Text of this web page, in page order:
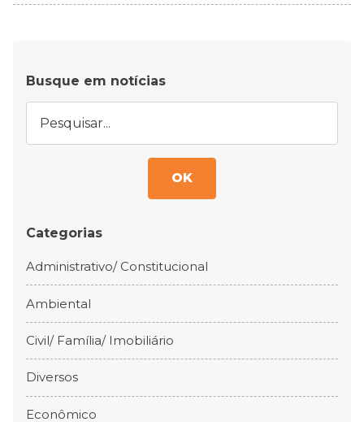
Busque em notícias
OK
Categorias
Administrativo/ Constitucional
Ambiental
Civil/ Família/ Imobiliário
Diversos
Econômico